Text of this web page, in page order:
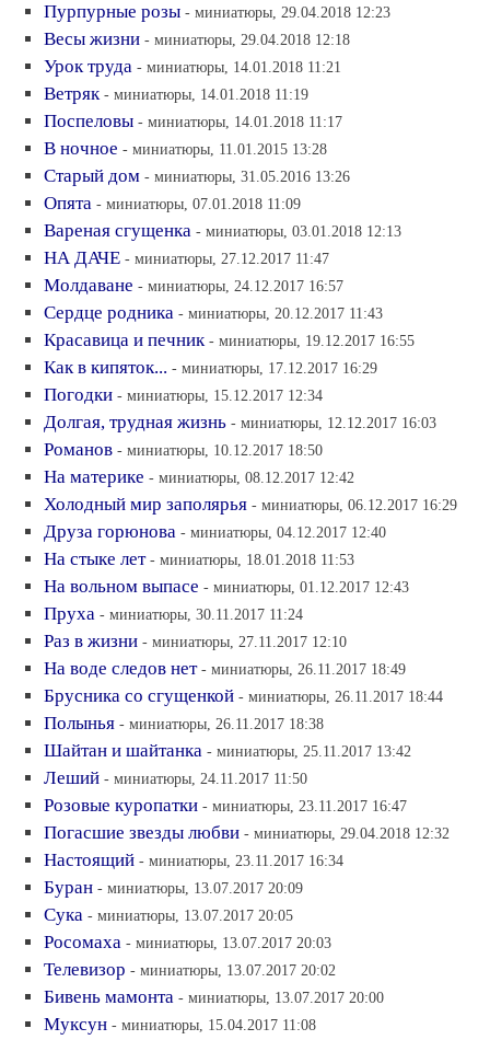
Пурпурные розы - миниатюры, 29.04.2018 12:23
Весы жизни - миниатюры, 29.04.2018 12:18
Урок труда - миниатюры, 14.01.2018 11:21
Ветряк - миниатюры, 14.01.2018 11:19
Поспеловы - миниатюры, 14.01.2018 11:17
В ночное - миниатюры, 11.01.2015 13:28
Старый дом - миниатюры, 31.05.2016 13:26
Опята - миниатюры, 07.01.2018 11:09
Вареная сгущенка - миниатюры, 03.01.2018 12:13
НА ДАЧЕ - миниатюры, 27.12.2017 11:47
Молдаване - миниатюры, 24.12.2017 16:57
Сердце родника - миниатюры, 20.12.2017 11:43
Красавица и печник - миниатюры, 19.12.2017 16:55
Как в кипяток... - миниатюры, 17.12.2017 16:29
Погодки - миниатюры, 15.12.2017 12:34
Долгая, трудная жизнь - миниатюры, 12.12.2017 16:03
Романов - миниатюры, 10.12.2017 18:50
На материке - миниатюры, 08.12.2017 12:42
Холодный мир заполярья - миниатюры, 06.12.2017 16:29
Друза горюнова - миниатюры, 04.12.2017 12:40
На стыке лет - миниатюры, 18.01.2018 11:53
На вольном выпасе - миниатюры, 01.12.2017 12:43
Пруха - миниатюры, 30.11.2017 11:24
Раз в жизни - миниатюры, 27.11.2017 12:10
На воде следов нет - миниатюры, 26.11.2017 18:49
Брусника со сгущенкой - миниатюры, 26.11.2017 18:44
Полынья - миниатюры, 26.11.2017 18:38
Шайтан и шайтанка - миниатюры, 25.11.2017 13:42
Леший - миниатюры, 24.11.2017 11:50
Розовые куропатки - миниатюры, 23.11.2017 16:47
Погасшие звезды любви - миниатюры, 29.04.2018 12:32
Настоящий - миниатюры, 23.11.2017 16:34
Буран - миниатюры, 13.07.2017 20:09
Сука - миниатюры, 13.07.2017 20:05
Росомаха - миниатюры, 13.07.2017 20:03
Телевизор - миниатюры, 13.07.2017 20:02
Бивень мамонта - миниатюры, 13.07.2017 20:00
Муксун - миниатюры, 15.04.2017 11:08